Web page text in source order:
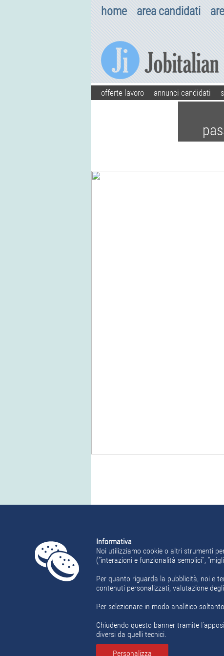
home area candidati
offerte lavoro annunci candidati
jobitalianè un portale di Europweb Srl,
Informativa
Noi utilizziamo cookie o altri strumenti
(“interazioni e funzionalità semplici”,
Per quanto riguarda la pubblicità, noi e
contenuti personalizzati, valutazione
Per selezionare in modo analitico
Chiudendo questo banner tramite
diversi da quelli tecnici.
Personalizza